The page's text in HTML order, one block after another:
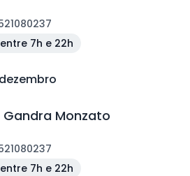
7h e 22h
Gandra Monzato
7h e 22h